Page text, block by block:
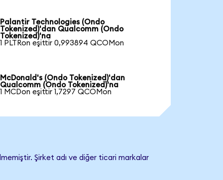
Palantir Technologies (Ondo
Tokenized)'dan Qualcomm (Ondo
Tokenized)'na
1 PLTRon eşittir 0,993894 QCOMon
McDonald's (Ondo Tokenized)'dan
Qualcomm (Ondo Tokenized)'na
1 MCDon eşittir 1,7297 QCOMon
Şirket adı ve diğer ticari markalar